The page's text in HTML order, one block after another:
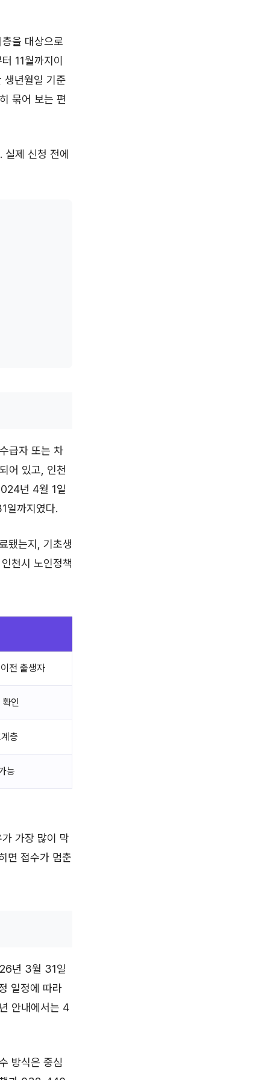
을 대상으로
11월까지이
생년월일 기준
묶어 보는 편
제 신청 전에
급자 또는 차
어 있고, 인천
년 4월 1일
일까지였다.
됐는지, 기초생
천시 노인정책
전 출생자
인
층
능
가장 많이 막
면 접수가 멈춘
년 3월 31일
일정에 따라
안내에서는 4
방식은 중심